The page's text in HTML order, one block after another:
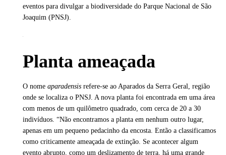
eventos para divulgar a biodiversidade do Parque Nacional de São
Joaquim (PNSJ).
Planta ameaçada
O nome aparadensis refere-se ao Aparados da Serra Geral, região
onde se localiza o PNSJ. A nova planta foi encontrada em uma área
com menos de um quilômetro quadrado, com cerca de 20 a 30
indivíduos. “Não encontramos a planta em nenhum outro lugar,
apenas em um pequeno pedacinho da encosta. Então a classificamos
como criticamente ameaçada de extinção. Se acontecer algum
evento abrupto, como um deslizamento de terra, há uma grande